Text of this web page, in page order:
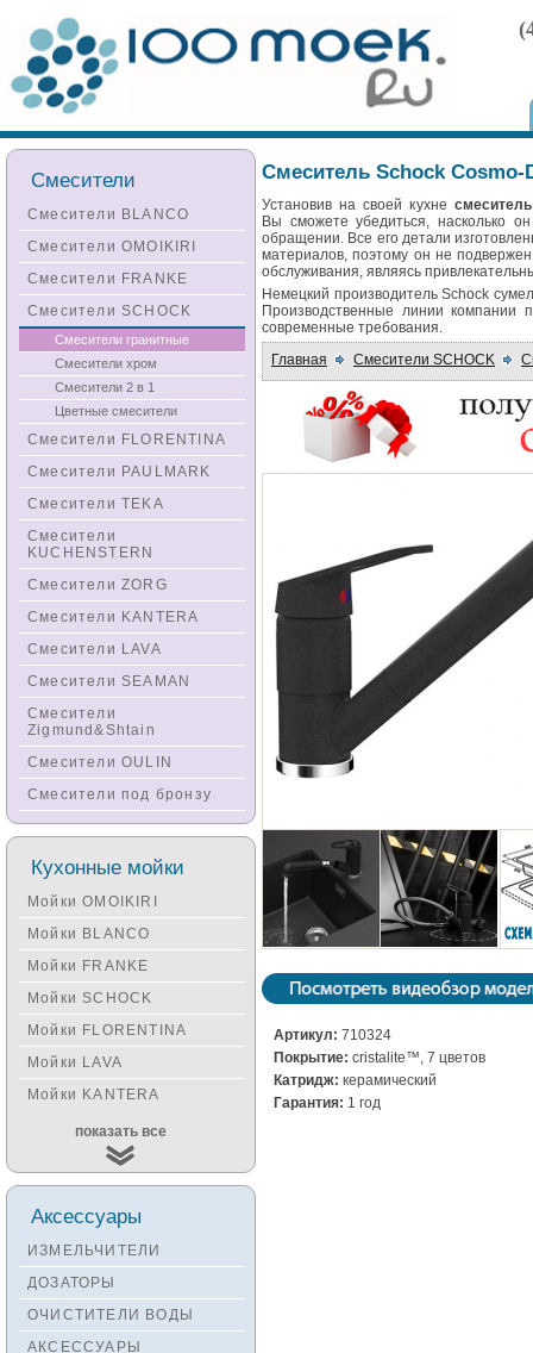
Смеситель Schock Cosmo-
Установив на своей кухне
Вы сможете убедиться, насколько
обращении. Все его детали
материалов, поэтому он не
обслуживания, являясь
Немецкий производитель Schock
Производственные линии компании
современные требования.
Главная
Смесители SCHOCK
Артикул: 710324
Покрытие: cristalite™, 7 цветов
Катридж: керамический
Гарантия: 1 год
Смесители
Смесители BLANCO
Смесители OMOIKIRI
Смесители FRANKE
Смесители SCHOCK
Смесители гранитные
Смесители хром
Смесители 2 в 1
Цветные смесители
Смесители FLORENTINA
Смесители PAULMARK
Смесители TEKA
Смесители
KUCHENSTERN
Смесители ZORG
Смесители KANTERA
Смесители LAVA
Смесители SEAMAN
Смесители
Zigmund&Shtain
Смесители OULIN
Смесители под бронзу
Кухонные мойки
Мойки OMOIKIRI
Мойки BLANCO
Мойки FRANKE
Мойки SCHOCK
Мойки FLORENTINA
Мойки LAVA
Мойки KANTERA
Мойки KUCHENSTERN
Мойки ALVEUS
Мойки TEKA
Мойки ZORG
Мойки SEAMAN
Мойки ZIGMUND&SHTAIN
Мойки OULIN
показать все
Аксессуары
ИЗМЕЛЬЧИТЕЛИ
ДОЗАТОРЫ
ОЧИСТИТЕЛИ ВОДЫ
АКСЕССУАРЫ